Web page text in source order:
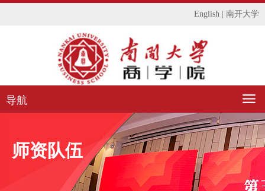
English 南开大学
导航
师资队伍